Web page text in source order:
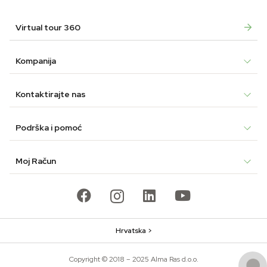
Virtual tour 360
Kompanija
Kontaktirajte nas
Podrška i pomoć
Moj Račun
Copyright © 2018 – 2025 Alma Ras d.o.o.
Hrvatska >